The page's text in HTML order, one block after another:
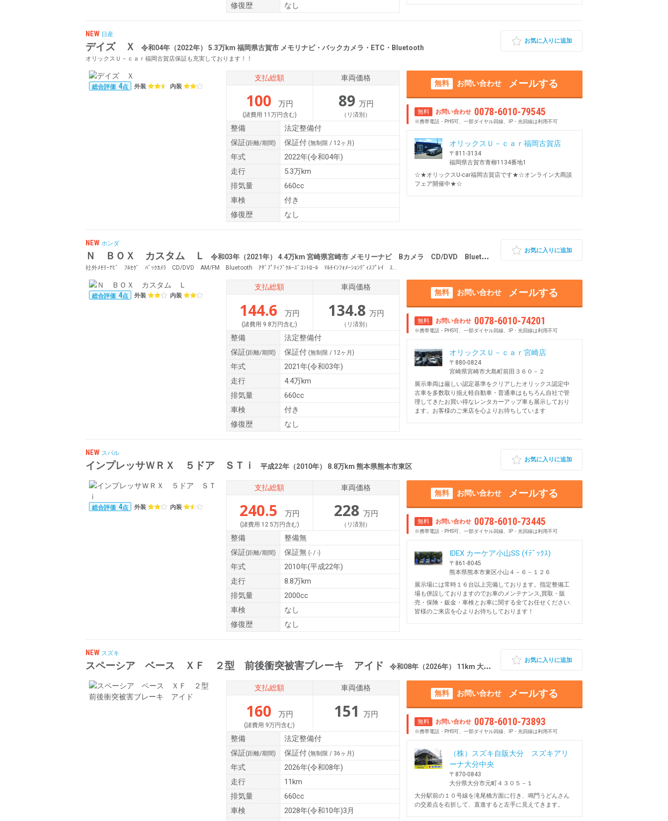
修復歴
なし
NEW 日産
デイズ Ｘ 令和04年（2022年） 5.3万km 福岡県古賀市 メモリナビ・バックカメラ・ETC・Bluetooth
オリックスＵ－ｃａｒ福岡古賀店保証も充実しております！！
お気に入りに追加
総合評価 4点 外装 内装
支払総額
100 万円
(諸費用 11万円含む)
車両価格
89 万円
（リ済別）
整備
法定整備付
保証(距離/期間) 保証付(無制限 / 12ヶ月)
年式
2022年(令和04年)
走行
5.3万km
排気量
660cc
車検
付き
修復歴
なし
無料 お問い合わせ メールする
無料 お問い合わせ 0078-6010-79545
※携帯電話・PHS可、一部ダイヤル回線、IP・光回線は利用不可
オリックスＵ－ｃａｒ福岡古賀店
〒811-3134
福岡県古賀市青柳1134番地1
☆★オリックスU-car福岡古賀店です★☆オンライン大商談
フェア開催中★☆
NEW ホンダ
Ｎ ＢＯＸ カスタム Ｌ 令和03年（2021年） 4.4万km 宮崎県宮崎市 メモリーナビ Bカメラ CD/DVD Bluetooth
社外ﾒﾓﾘｰﾅﾋﾞ ﾌﾙｾｸﾞ ﾊﾞｯｸｶﾒﾗ CD/DVD AM/FM Bluetooth ｱﾀﾞﾌﾟﾃｨﾌﾞｸﾙｰｽﾞｺﾝﾄﾛｰﾙ ﾏﾙﾁｲﾝﾌｫﾒｰｼｮﾝﾃﾞｨｽﾌﾟﾚｲ ｽﾃｱﾘﾝｸﾞﾘﾓｺﾝ ｻｲﾄﾞｴｱﾊﾞｯｸﾞ ｶｰﾃﾝｴｱﾊﾞｯｸﾞ ｼｰﾄﾘﾌﾀｰ
お気に入りに追加
総合評価 4点 外装 内装
支払総額
144.6 万円
(諸費用 9.8万円含む)
車両価格
134.8 万円
（リ済別）
整備
法定整備付
保証(距離/期間) 保証付(無制限 / 12ヶ月)
年式
2021年(令和03年)
走行
4.4万km
排気量
660cc
車検
付き
修復歴
なし
無料 お問い合わせ メールする
無料 お問い合わせ 0078-6010-74201
※携帯電話・PHS可、一部ダイヤル回線、IP・光回線は利用不可
オリックスＵ－ｃａｒ宮崎店
〒880-0824
宮崎県宮崎市大島町前田３６０－２
展示車両は厳しい認定基準をクリアしたオリックス認定中
古車を多数取り揃え軽自動車・普通車はもちろん自社で管
理してきたお買い得なレンタカーアップ車も展示しており
ます。お客様のご来店を心よりお待ちしています
NEW スバル
インプレッサＷＲＸ ５ドア ＳＴｉ 平成22年（2010年） 8.8万km 熊本県熊本市東区
お気に入りに追加
総合評価 4点 外装 内装
支払総額
240.5 万円
(諸費用 12.5万円含む)
車両価格
228 万円
（リ済別）
整備
整備無
保証(距離/期間) 保証無(- / -)
年式
2010年(平成22年)
走行
8.8万km
排気量
2000cc
車検
なし
修復歴
なし
無料 お問い合わせ メールする
無料 お問い合わせ 0078-6010-73445
※携帯電話・PHS可、一部ダイヤル回線、IP・光回線は利用不可
IDEX カーケア小山SS (ｲﾃﾞｯｸｽ)
〒861-8045
熊本県熊本市東区小山４－６－１２６
展示場には常時１６台以上完備しております。指定整備工
場も併設しておりますのでお車のメンテナンス,買取・販
売・保険・鈑金・車検とお車に関する全てお任せください.
皆様のご来店を心よりお待ちしております！
NEW スズキ
スペーシア ベース ＸＦ ２型 前後衝突被害ブレーキ アイド 令和08年（2026年） 11km 大分県大分市
お気に入りに追加
支払総額
160 万円
(諸費用 9万円含む)
車両価格
151 万円
整備
法定整備付
保証(距離/期間) 保証付(無制限 / 36ヶ月)
年式
2026年(令和08年)
走行
11km
排気量
660cc
車検
2028年(令和10年)3月
無料 お問い合わせ メールする
無料 お問い合わせ 0078-6010-73893
※携帯電話・PHS可、一部ダイヤル回線、IP・光回線は利用不可
（株）スズキ自販大分 スズキアリ
ーナ大分中央
〒870-0843
大分県大分市元町４３０５－１
大分駅前の１０号線を滝尾橋方面に行き、鳴門うどんさん
の交差点を右折して、直進すると左手に見えてきます。